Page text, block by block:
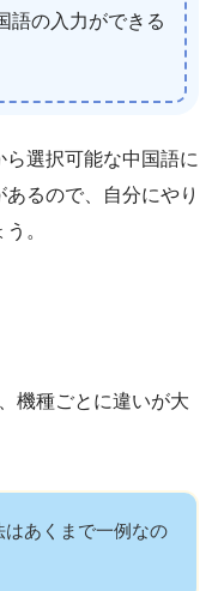
語の入力ができる
選択可能な中国語に
るので、自分にやり
。
機種ごとに違いが大
はあくまで一例なの